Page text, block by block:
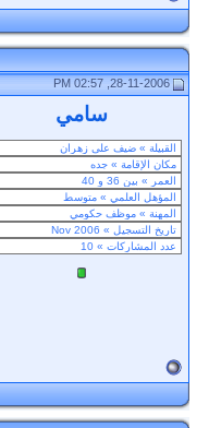
28-11-2006, 02:57 PM
سامي